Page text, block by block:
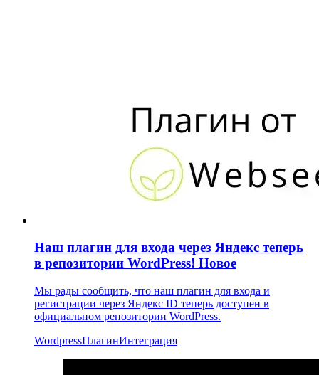
Наш плагин для входа через Яндекс теперь
в репозитории WordPress! Новое
Мы рады сообщить, что наш плагин для входа и
регистрации через Яндекс ID теперь доступен в
официальном репозитории WordPress.
WordpressПлагинИнтеграция